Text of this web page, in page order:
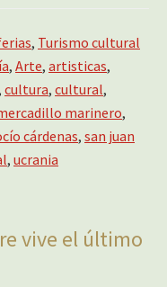
, Turismo cultural
, Arte, artisticas,
cultura, cultural,
marinero,
cárdenas, san juan
, ucrania
vive el último